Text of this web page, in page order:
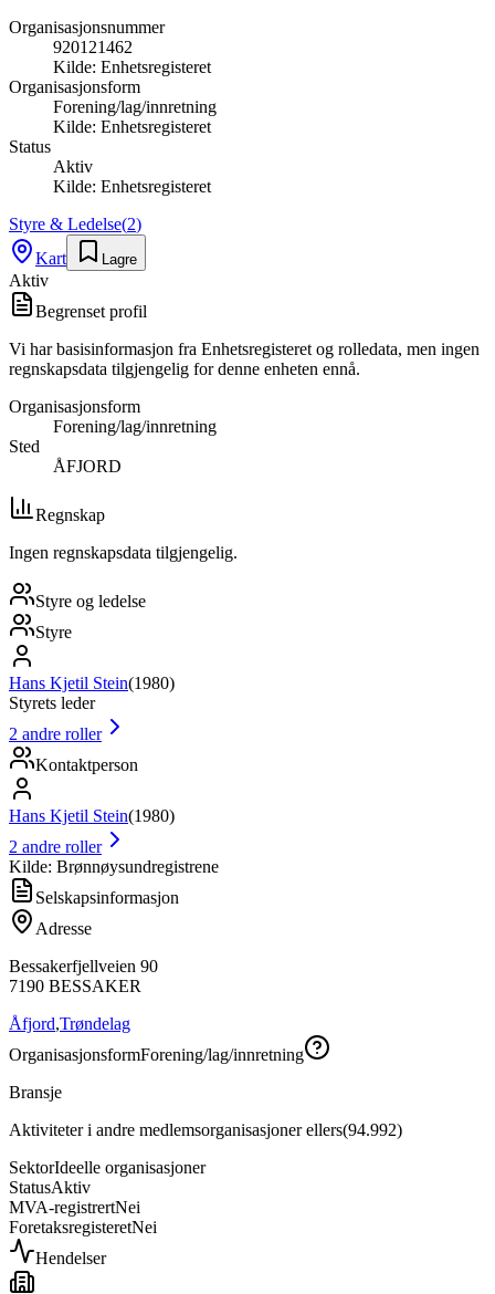
Organisasjonsnummer
920121462
Kilde: Enhetsregisteret
Organisasjonsform
Forening/lag/innretning
Kilde: Enhetsregisteret
Status
Aktiv
Kilde: Enhetsregisteret
Styre & Ledelse(2)
Kart
Lagre
Aktiv
Begrenset profil
Vi har basisinformasjon fra Enhetsregisteret og rolledata, men ingen
regnskapsdata tilgjengelig for denne enheten ennå.
Organisasjonsform
Forening/lag/innretning
Sted
ÅFJORD
Regnskap
Ingen regnskapsdata tilgjengelig.
Styre og ledelse
Styre
Hans Kjetil Stein(1980)
Styrets leder
2 andre roller
Kontaktperson
Hans Kjetil Stein(1980)
2 andre roller
Kilde: Brønnøysundregistrene
Selskapsinformasjon
Adresse
Bessakerfjellveien 90
7190 BESSAKER
Åfjord,Trøndelag
OrganisasjonsformForening/lag/innretning
Bransje
Aktiviteter i andre medlemsorganisasjoner ellers(94.992)
SektorIdeelle organisasjoner
StatusAktiv
MVA-registrertNei
ForetaksregisteretNei
Hendelser